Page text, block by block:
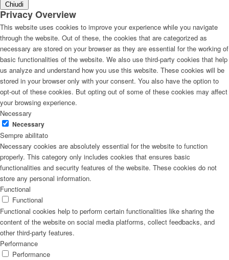
Chiudi
Privacy Overview
This website uses cookies to improve your experience while you navigate
through the website. Out of these, the cookies that are categorized as
necessary are stored on your browser as they are essential for the working of
basic functionalities of the website. We also use third-party cookies that help
us analyze and understand how you use this website. These cookies will be
stored in your browser only with your consent. You also have the option to
opt-out of these cookies. But opting out of some of these cookies may affect
your browsing experience.
Necessary
Necessary
Sempre abilitato
Necessary cookies are absolutely essential for the website to function
properly. This category only includes cookies that ensures basic
functionalities and security features of the website. These cookies do not
store any personal information.
Functional
Functional
Functional cookies help to perform certain functionalities like sharing the
content of the website on social media platforms, collect feedbacks, and
other third-party features.
Performance
Performance